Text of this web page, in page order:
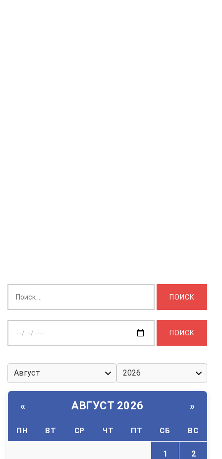
дату:
« АВГУСТ 2026 »
ПН ВТ СР ЧТ ПТ СБ ВС
1 2